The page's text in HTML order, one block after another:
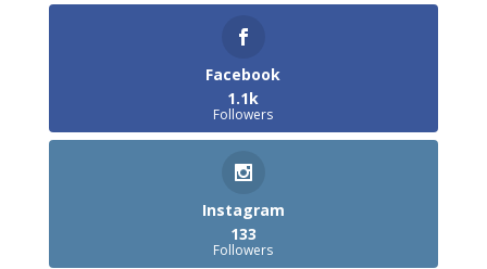
Facebook
1.1k
Followers
Instagram
133
Followers